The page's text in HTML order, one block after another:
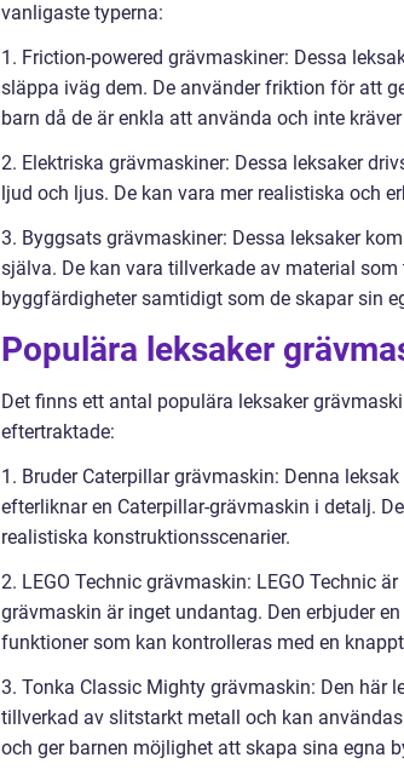
vanligaste typerna:
1. Friction-powered grävmaskiner: Dessa
släppa iväg dem. De använder friktion för att
barn då de är enkla att använda och inte
2. Elektriska grävmaskiner: Dessa leksaker
ljud och ljus. De kan vara mer realistiska och
3. Byggsats grävmaskiner: Dessa leksaker
själva. De kan vara tillverkade av material
byggfärdigheter samtidigt som de skapar sin
Populära leksaker
Det finns ett antal populära leksaker
eftertraktade:
1. Bruder Caterpillar grävmaskin: Denna
efterliknar en Caterpillar-grävmaskin i detalj.
realistiska konstruktionsscenarier.
2. LEGO Technic grävmaskin: LEGO Technic
grävmaskin är inget undantag. Den erbjuder
funktioner som kan kontrolleras med en
3. Tonka Classic Mighty grävmaskin: Den här
tillverkad av slitstarkt metall och kan
och ger barnen möjlighet att skapa sina egna